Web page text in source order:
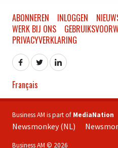
ABONNEREN INLOGGEN
WERK BIJ ONS
PRIVACYVERKLARING
Français
Business AM is part of MediaNation
Newsmonkey (NL)
Business AM © 2026